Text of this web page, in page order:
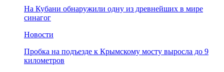
На Кубани обнаружили одну из древнейших в мире
синагог
Новости
Пробка на подъезде к Крымскому мосту выросла до 9
километров